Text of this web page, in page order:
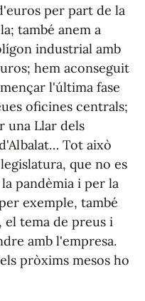
per part de la
també anem a
industrial amb
hem aconseguit
l'última fase
oficines centrals;
una Llar dels
Tot això
que no es
pandèmia i per la
exemple, també
tema de preus i
amb l'empresa.
pròxims mesos ho